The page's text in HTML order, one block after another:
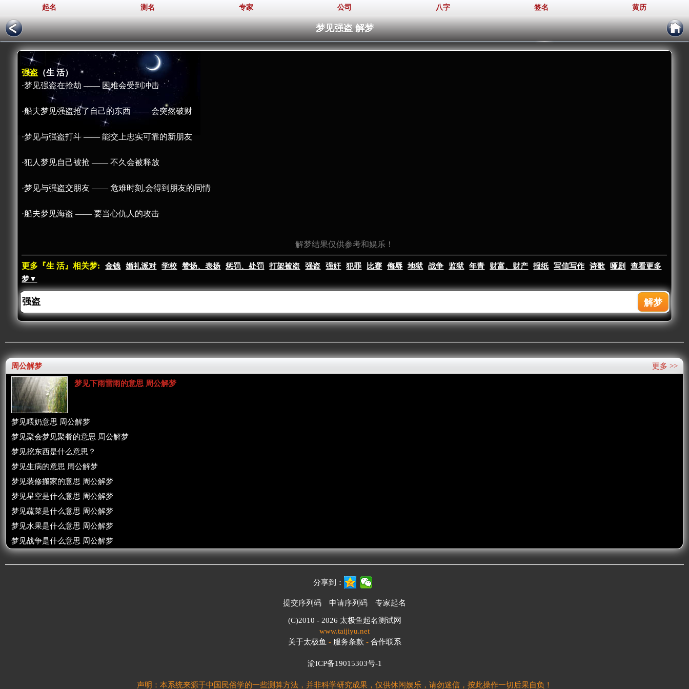
起名 测名 专家 公司 八字 签名 黄历
梦见强盗 解梦
强盗 （生 活）
·梦见强盗在抢劫 —— 困难会受到冲击
·船夫梦见强盗抢了自己的东西 —— 会突然破财
·梦见与强盗打斗 —— 能交上忠实可靠的新朋友
·犯人梦见自己被抢 —— 不久会被释放
·梦见与强盗交朋友 —— 危难时刻,会得到朋友的同情
·船夫梦见海盗 —— 要当心仇人的攻击
解梦结果仅供参考和娱乐！
更多『生 活』相关梦: 金钱 婚礼派对 学校 赞扬、表扬 惩罚、处罚 打架被盗 强盗 强奸 犯罪 比赛 侮辱 地狱 战争 监狱 年青 财富、财产 报纸 写信写作 诗歌 哑剧
查看更多
梦▼
更多 >>
周公解梦
梦见下雨雷雨的意思 周公解梦
梦见喂奶意思 周公解梦
梦见聚会梦见聚餐的意思 周公解梦
梦见挖东西是什么意思？
梦见生病的意思 周公解梦
梦见装修搬家的意思 周公解梦
梦见星空是什么意思 周公解梦
梦见蔬菜是什么意思 周公解梦
梦见水果是什么意思 周公解梦
梦见战争是什么意思 周公解梦
分享到：
提交序列码 申请序列码 专家起名
(C)2010 - 2026 太极鱼起名测试网
www.taijiyu.net
关于太极鱼 - 服务条款 - 合作联系
渝ICP备19015303号-1
声明：本系统来源于中国民俗学的一些测算方法，并非科学研究成果，仅供休闲娱乐，请勿迷信，按此操作一切后果自负！